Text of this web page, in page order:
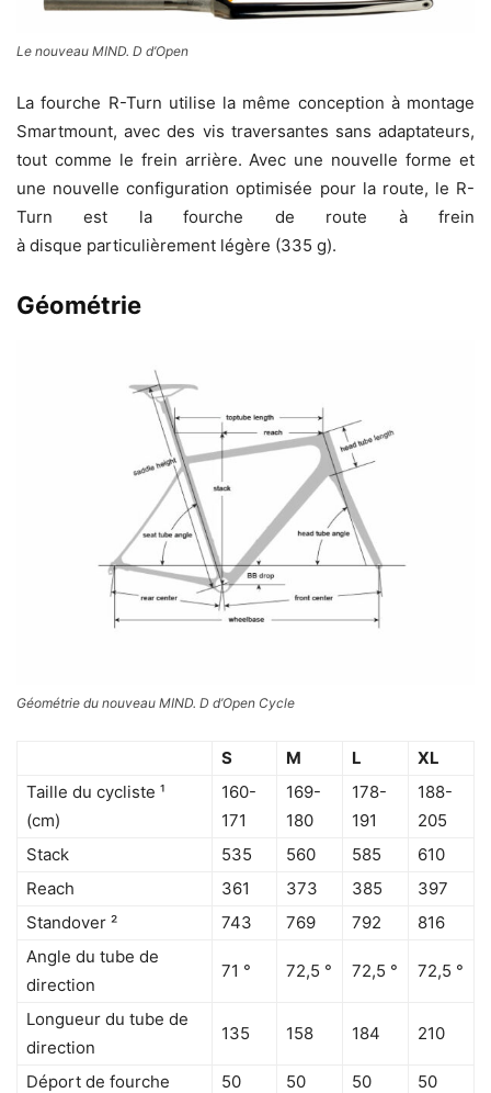
Le nouveau MIND. D d’Open
La fourche R-Turn utilise la même conception à montage
Smartmount, avec des vis traversantes sans adaptateurs,
tout comme le frein arrière. Avec une nouvelle forme et
une nouvelle configuration optimisée pour la route, le R-
Turn est la fourche de route à frein
à disque particulièrement légère (335 g).
Géométrie
Géométrie du nouveau MIND. D d’Open Cycle
S M L
XL
Taille du cycliste ¹
(cm)
160-
171
169-
180
178-
191
188-
205
Stack
535 560 585
610
Reach
361 373 385
397
Standover ²
743 769 792
816
Angle du tube de
direction
71 ° 72,5 ° 72,5 ° 72,5 °
Longueur du tube de
direction
135 158 184 210
Déport de fourche 50 50 50
50